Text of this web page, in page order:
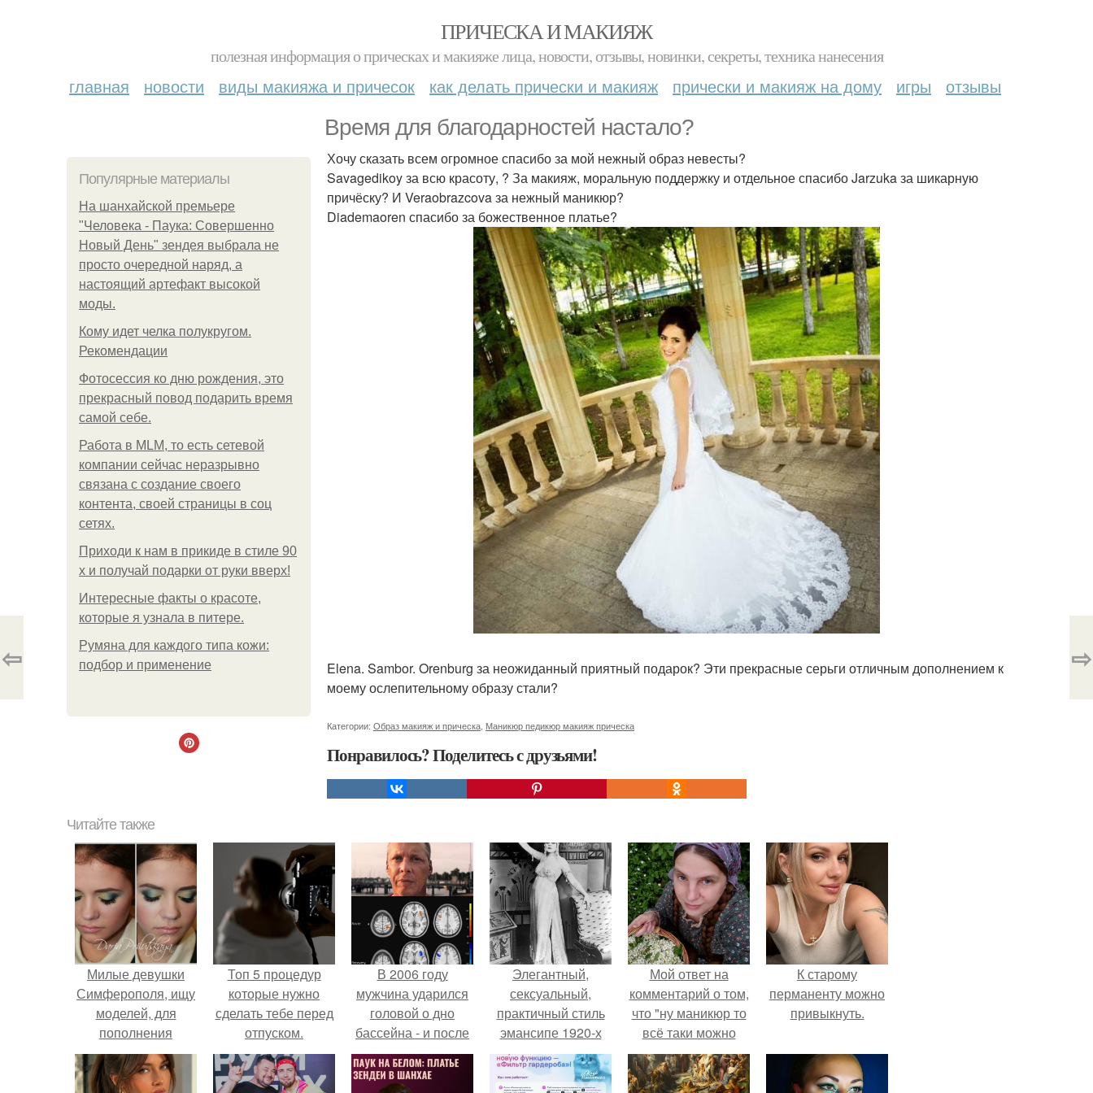
ПРИЧЕСКА И МАКИЯЖ
полезная информация о прическах и макияже лица, новости, отзывы, новинки, секреты, техника нанесения
главная новости виды макияжа и причесок как делать прически и макияж прически и макияж на дому игры отзывы
Время для благодарностей настало?
Популярные материалы
На шанхайской премьере
"Человека - Паука: Совершенно
Новый День" зендея выбрала не
просто очередной наряд, а
настоящий артефакт высокой
моды.
Кому идет челка полукругом.
Рекомендации
Фотосессия ко дню рождения, это
прекрасный повод подарить время
самой себе.
Работа в MLM, то есть сетевой
компании сейчас неразрывно
связана с создание своего
контента, своей страницы в соц
сетях.
Приходи к нам в прикиде в стиле 90
х и получай подарки от руки вверх!
Интересные факты о красоте,
которые я узнала в питере.
Румяна для каждого типа кожи:
подбор и применение
Хочу сказать всем огромное спасибо за мой нежный образ невесты?
Savagedikoy за всю красоту, ? За макияж, моральную поддержку и отдельное спасибо Jarzuka за шикарную
причёску? И Veraobrazcova за нежный маникюр?
Diademaoren спасибо за божественное платье?
Elena. Sambor. Orenburg за неожиданный приятный подарок? Эти прекрасные серьги отличным дополнением к
моему ослепительному образу стали?
Категории: Образ макияж и прическа Маникюр педикюр макияж прическа
Понравилось? Поделитесь с друзьями!
⇦ ⇨
Читайте также
Милые девушки
Симферополя, ищу
моделей, для
пополнения
портфолио!
Топ 5 процедур
которые нужно
сделать тебе перед
отпуском.
В 2006 году
мужчина ударился
головой о дно
бассейна - и после
этого его жизнь
изменилась самым
Элегантный,
сексуальный,
практичный стиль
эмансипе 1920-х
годов.
Мой ответ на
комментарий о том,
что "ну маникюр то
всё таки можно
было бы сделать.
К старому
перманенту можно
привыкнуть.